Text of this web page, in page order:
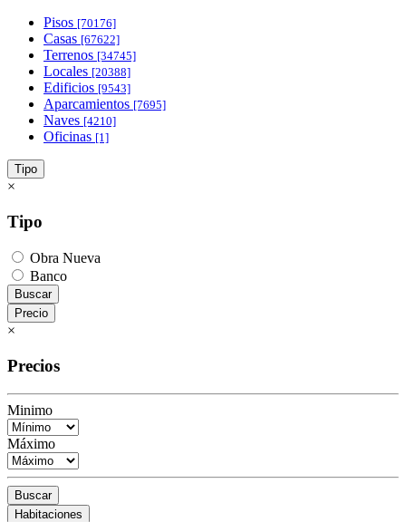
Pisos [70176]
Casas [67622]
Terrenos [34745]
Locales [20388]
Edificios [9543]
Aparcamientos [7695]
Naves [4210]
Oficinas [1]
Tipo
×
Tipo
Obra Nueva
Banco
Buscar
Precio
×
Precios
Minimo
Máximo
Buscar
Habitaciones